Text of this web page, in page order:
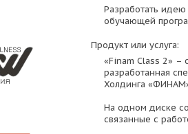
Разработать
обучающей
Продукт или услуга:
«Finam Class 2» –
разработанная
Холдинга
На одном диске
связанные с